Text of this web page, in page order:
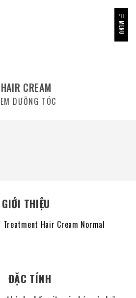
MENU
HAIR CREAM
DƯỠNG TÓC
GIỚI THIỆU
Treatment Hair Cream Normal
ĐẶC TÍNH